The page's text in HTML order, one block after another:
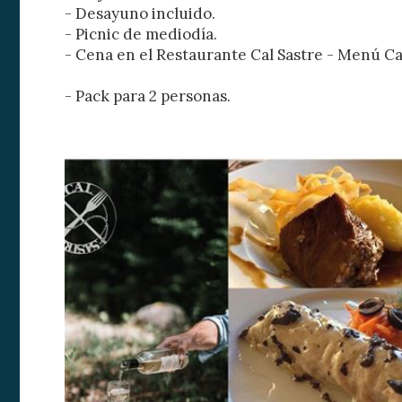
- Desayuno incluido.
- Picnic de mediodía.
- Cena en el Restaurante Cal Sastre - Menú
- Pack para 2 personas.
Este
deberá
de la
sitio
los
que
del